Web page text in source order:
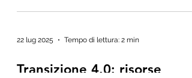
22 lug 2025 Tempo di lettura: 2 min
Transizione 4.0: risorse